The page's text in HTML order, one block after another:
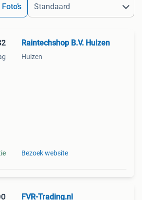
Foto’s
Raintechshop B.V. Huizen
Huizen
Bezoek website
FVR-Trading.nl